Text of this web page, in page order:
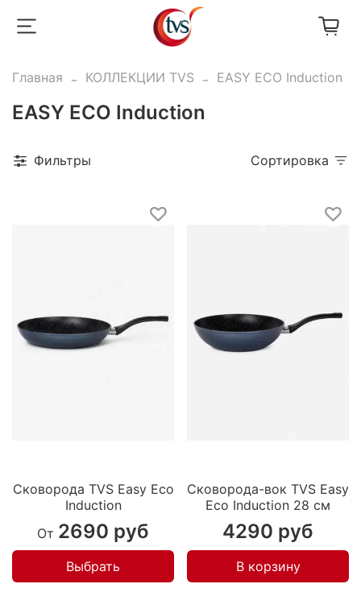
Главная КОЛЛЕКЦИИ TVS EASY ECO Induction
EASY ECO Induction
Фильтры Сортировка
Сковорода TVS Easy Eco
Induction
От 2690 руб
Выбрать
Сковорода-вок TVS Easy
Eco Induction 28 см
4290 руб
В корзину